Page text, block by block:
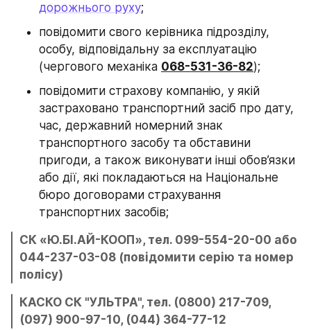
дорожнього руху;
повідомити свого керівника підрозділу,
особу, відповідальну за експлуатацію
(чергового механіка 068-531-36-82);
повідомити страхову компанію, у якій
застраховано транспортний засіб про дату,
час, державний номерний знак
транспортного засобу та обставини
пригоди, а також виконувати інші обов’язки
або дії, які покладаються на Національне
бюро договорами страхування
транспортних засобів;
СК «Ю.БІ.АЙ-КООП», тел. 099-554-20-00 або
044-237-03-08 (повідомити серію та номер
полісу)
КАСКО СК "УЛЬТРА", тел. (0800) 217-709,
(097) 900-97-10, (044) 364-77-12